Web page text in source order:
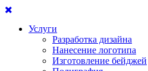
Услуги
Разработка дизайна
Нанесение логотипа
Изготовление бейджей